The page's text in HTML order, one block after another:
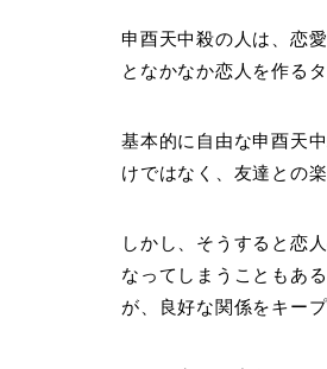
申酉天中殺の人は、恋
となかなか恋人を作る
基本的に自由な申酉天
けではなく、友達との
しかし、そうすると恋
なってしまうこともあ
が、良好な関係をキー